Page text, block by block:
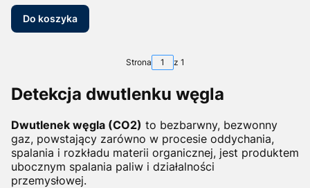
Do koszyka
Strona z 1
Detekcja dwutlenku węgla
Dwutlenek węgla (CO2) to bezbarwny, bezwonny
gaz, powstający zarówno w procesie oddychania,
spalania i rozkładu materii organicznej, jest produktem
ubocznym spalania paliw i działalności
przemysłowej.